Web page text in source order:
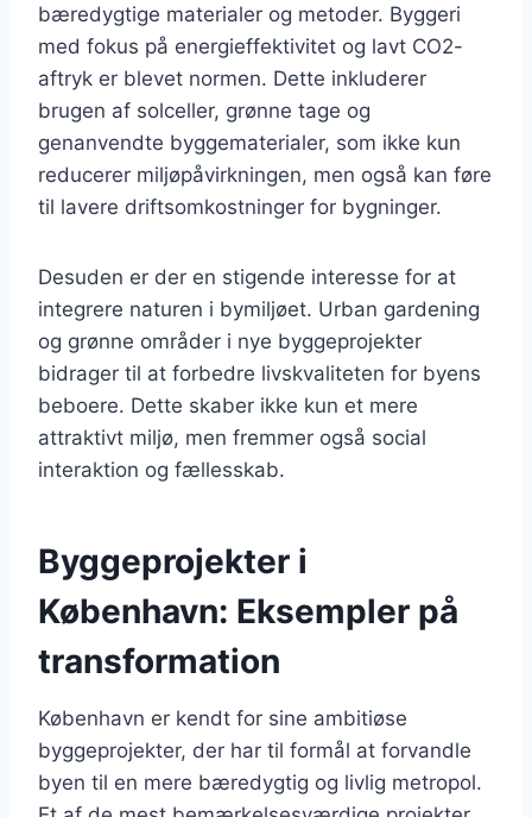
bæredygtige materialer og metoder. Byggeri
med fokus på energieffektivitet og lavt CO2-
aftryk er blevet normen. Dette inkluderer
brugen af solceller, grønne tage og
genanvendte byggematerialer, som ikke kun
reducerer miljøpåvirkningen, men også kan føre
til lavere driftsomkostninger for bygninger.
Desuden er der en stigende interesse for at
integrere naturen i bymiljøet. Urban gardening
og grønne områder i nye byggeprojekter
bidrager til at forbedre livskvaliteten for byens
beboere. Dette skaber ikke kun et mere
attraktivt miljø, men fremmer også social
interaktion og fællesskab.
Byggeprojekter i
København: Eksempler på
transformation
København er kendt for sine ambitiøse
byggeprojekter, der har til formål at forvandle
byen til en mere bæredygtig og livlig metropol.